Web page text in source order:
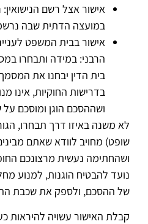
אישור אצל רשם
במועצה הדתית שבה
אישור בבית המשפט
הרבני: במידה ותבחרו
בית הדין יבחנו את
בדרישות החוקיות, אינו
ושההסכם הוגן ומוסכם
לא משנה באיזו דרך תבחרו,
שופט) מחויב לוודא שאתם
ושהחתימה נעשית מרצונכם
נועד להבטיח הוגנות, למנוע
של ההסכם, ולספק את שכבת
קבלת האישור עשויה להיראות